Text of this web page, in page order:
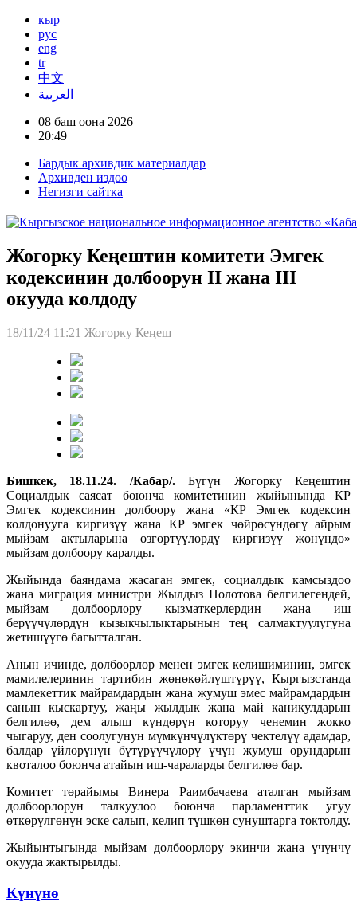
кыр
рус
eng
tr
中文
العربية
08 баш оона 2026
20:49
Бардык архивдик материалдар
Архивден издөө
Негизги сайтка
Жогорку Кеңештин комитети Эмгек
кодексинин долбоорун II жана III
окууда колдоду
18/11/24 11:21 Жогорку Кеңеш
Бишкек, 18.11.24. /Кабар/.Бүгүн Жогорку Кеңештин
Социалдык саясат боюнча комитетинин жыйынында КР
Эмгек кодексинин долбоору жана «КР Эмгек кодексин
колдонууга киргизүү жана КР эмгек чөйрөсүндөгү айрым
мыйзам актыларына өзгөртүүлөрдү киргизүү жөнүндө»
мыйзам долбоору каралды.
Жыйында баяндама жасаган эмгек, социалдык камсыздоо
жана миграция министри Жылдыз Полотова белгилегендей,
мыйзам долбоорлору кызматкерлердин жана иш
берүүчүлөрдүн кызыкчылыктарынын тең салмактуулугуна
жетишүүгө багытталган.
Анын ичинде, долбоорлор менен эмгек келишиминин, эмгек
мамилелеринин тартибин жөнөкөйлүштүрүү, Кыргызстанда
мамлекеттик майрамдардын жана жумуш эмес майрамдардын
санын кыскартуу, жаңы жылдык жана май каникулдарын
белгилөө, дем алыш күндөрүн которуу ченемин жокко
чыгаруу, ден соолугунун мүмкүнчүлүктөрү чектелүү адамдар,
балдар үйлөрүнүн бүтүрүүчүлөрү үчүн жумуш орундарын
квоталоо боюнча атайын иш-чараларды белгилөө бар.
Комитет төрайымы Винера Раимбачаева аталган мыйзам
долбоорлорун талкуулоо боюнча парламенттик угуу
өткөрүлгөнүн эске салып, келип түшкөн сунуштарга токтолду.
Жыйынтыгында мыйзам долбоорлору экинчи жана үчүнчү
окууда жактырылды.
Күнүнө